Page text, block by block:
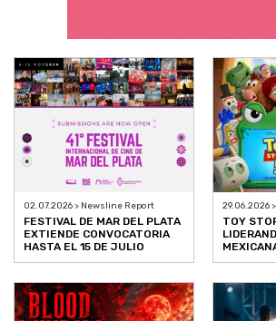
02.07.2026 > Newsline Report
FESTIVAL DE MAR DEL PLATA
EXTIENDE CONVOCATORIA
HASTA EL 15 DE JULIO
29.06.2026
TOY